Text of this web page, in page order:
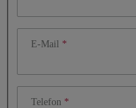
E-Mail
Telefon